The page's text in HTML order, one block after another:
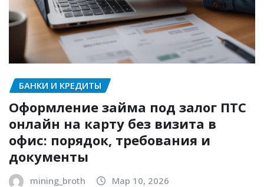
БАНКИ И КРЕДИТЫ
Оформление займа под залог ПТС
онлайн на карту без визита в
офис: порядок, требования и
документы
mining_broth Мар 10, 2026